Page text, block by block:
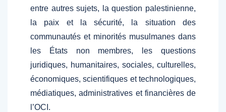
entre autres sujets, la question palestinienne,
la paix et la sécurité, la situation des
communautés et minorités musulmanes dans
les États non membres, les questions
juridiques, humanitaires, sociales, culturelles,
économiques, scientifiques et technologiques,
médiatiques, administratives et financières de
l’OCI.